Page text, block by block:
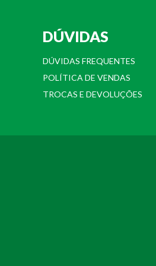
DÚVIDAS
DÚVIDAS FREQUENTES
POLÍTICA DE VENDAS
TROCAS E DEVOLUÇÕES